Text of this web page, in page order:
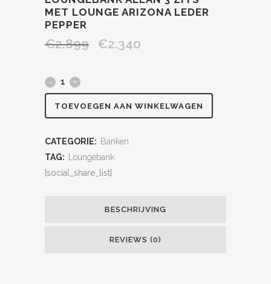
MET LOUNGE ARIZONA LEDER
PEPPER
€2.899 €2.340
TOEVOEGEN AAN WINKELWAGEN
CATEGORIE: Banken
TAG:
Loungebank
[social_share_list]
BESCHRIJVING
REVIEWS (0)